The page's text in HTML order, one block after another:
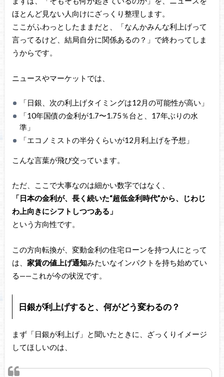
ほとんど見ない人向けにざっくり整理します。
ここがふわっとしたままだと、「なんかみんな利上げって
言ってるけど、結局自分に関係あるの？」で終わってしま
うからです。
ニュースやマーケットでは、
「日銀、次の利上げタイミングは12月の可能性が高い」
「10年国債の金利が1.7〜1.75％台と、17年ぶりの水
準」
「エコノミストの半分くらいが12月利上げを予想」
こんな言葉が飛び交っています。
ただ、ここで大事なのは細かい数字ではなく、
「日本の金利が、長く続いた“超低金利時代”から、じわじ
わ上向きにシフトしつつある」
という方向性です。
この方向転換が、変動金利の住宅ローンを持つ人にとって
は、 家賃の値上げ通知みたいなインパクトを持ち始めてい
る——これが今の状況です。
日銀が利上げすると、何がどう変わるの？
まず「日銀が利上げ」と聞いたときに、ざっくりイメージ
してほしいのは、